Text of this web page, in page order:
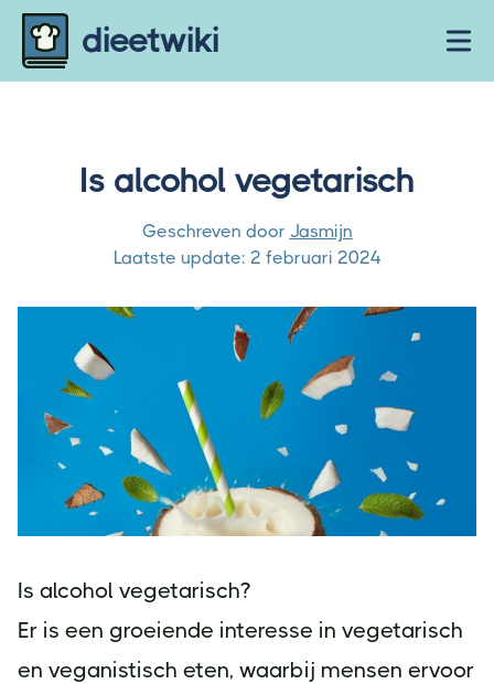
Skip to content
dieetwiki
Is alcohol vegetarisch
Geschreven door Jasmijn
Laatste update: 2 februari 2024
Is alcohol vegetarisch?
Er is een groeiende interesse in vegetarisch
en veganistisch eten, waarbij mensen ervoor